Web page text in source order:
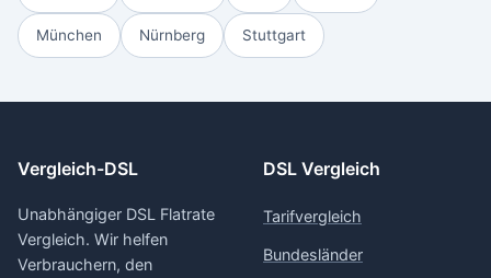
München Nürnberg Stuttgart
Vergleich-DSL
Unabhängiger DSL Flatrate
Vergleich. Wir helfen
Verbrauchern, den
DSL Vergleich
Tarifvergleich
Bundesländer